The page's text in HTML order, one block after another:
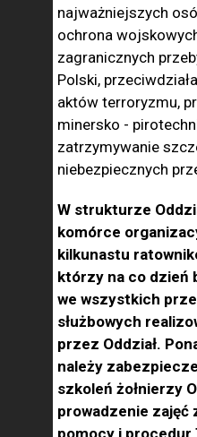
najważniejszych
ochrona
zagranicznych
Polski,
aktów terroryzmu,
minersko -
zatrzymywanie
niebezpiecznych
W strukturze
komórce
kilkunastu
którzy na co dzień
we wszystkich
służbowych
przez Oddział.
należy
szkoleń żołnierzy
prowadzenie zajęć
pomocy i procedur